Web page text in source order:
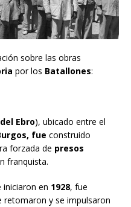
sobre las obras
por los Batallones:
Ebro), ubicado entre el
fue construido
forzada de presos
franquista.
iniciaron en 1928, fue
retomaron y se impulsaron